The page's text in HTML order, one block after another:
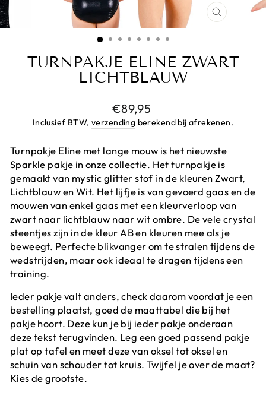
CLOSE
TURNPAKJE ELINE ZWART
LICHTBLAUW
Prijs
€89,95
Inclusief BTW,verzending berekend bij afrekenen.
Turnpakje Eline met lange mouw is het nieuwste
Sparkle pakje in onze collectie. Het turnpakje is
gemaakt van mystic glitter stof in de kleuren Zwart,
Lichtblauw en Wit. Het lijfje is van gevoerd gaas en de
mouwen van enkel gaas met een kleurverloop van
zwart naar lichtblauw naar wit ombre. De vele crystal
steentjes zijn in de kleur AB en kleuren mee als je
beweegt. Perfecte blikvanger om te stralen tijdens de
wedstrijden, maar ook ideaal te dragen tijdens een
training.
Ieder pakje valt anders, check daarom voordat je een
bestelling plaatst, goed de maattabel die bij het
pakje hoort. Deze kun je bij ieder pakje onderaan
deze tekst terugvinden. Leg een goed passend pakje
plat op tafel en meet deze van oksel tot oksel en
schuin van schouder tot kruis. Twijfel je over de maat?
Kies de grootste.